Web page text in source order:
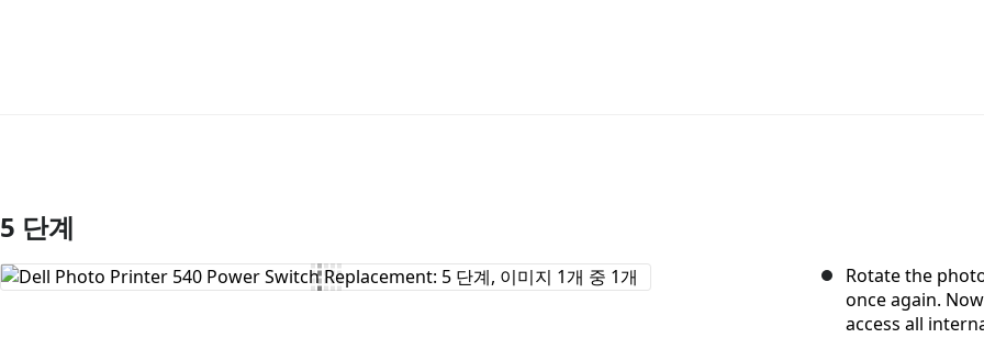
댓글 쓰기
5 단계
Rotate the
once again.
access all